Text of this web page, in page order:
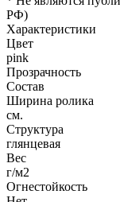
РФ)
Характеристики
Цвет
pink
Прозрачность
Состав
Ширина ролика
см.
Структура
глянцевая
Вес
г/м2
Огнестойкость